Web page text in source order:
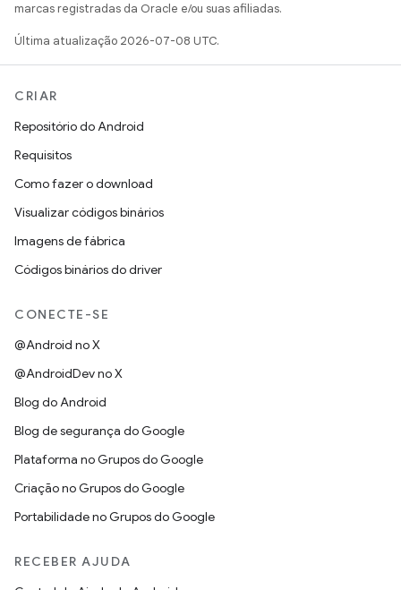
marcas registradas da Oracle e/ou suas afiliadas.
Última atualização 2026-07-08 UTC.
CRIAR
Repositório do Android
Requisitos
Como fazer o download
Visualizar códigos binários
Imagens de fábrica
Códigos binários do driver
CONECTE-SE
@Android no X
@AndroidDev no X
Blog do Android
Blog de segurança do Google
Plataforma no Grupos do Google
Criação no Grupos do Google
Portabilidade no Grupos do Google
RECEBER AJUDA